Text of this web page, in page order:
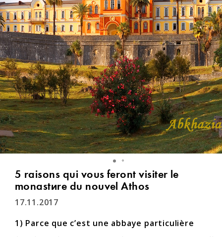
5 raisons qui vous feront visiter le
monastère du nouvel Athos
17.11.2017
1) Parce que c’est une abbaye particulière